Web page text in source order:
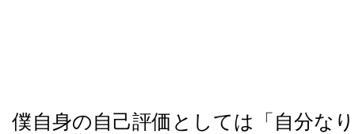
僕自身の自己評価としては「自分な